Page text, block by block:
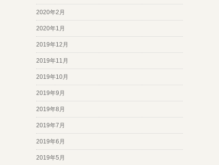
2020年2月
2020年1月
2019年12月
2019年11月
2019年10月
2019年9月
2019年8月
2019年7月
2019年6月
2019年5月